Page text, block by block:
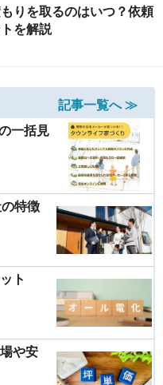
りを取るのはいつ？依頼
を解説
記事一覧へ ≫
一括見
特徴
ト
や安